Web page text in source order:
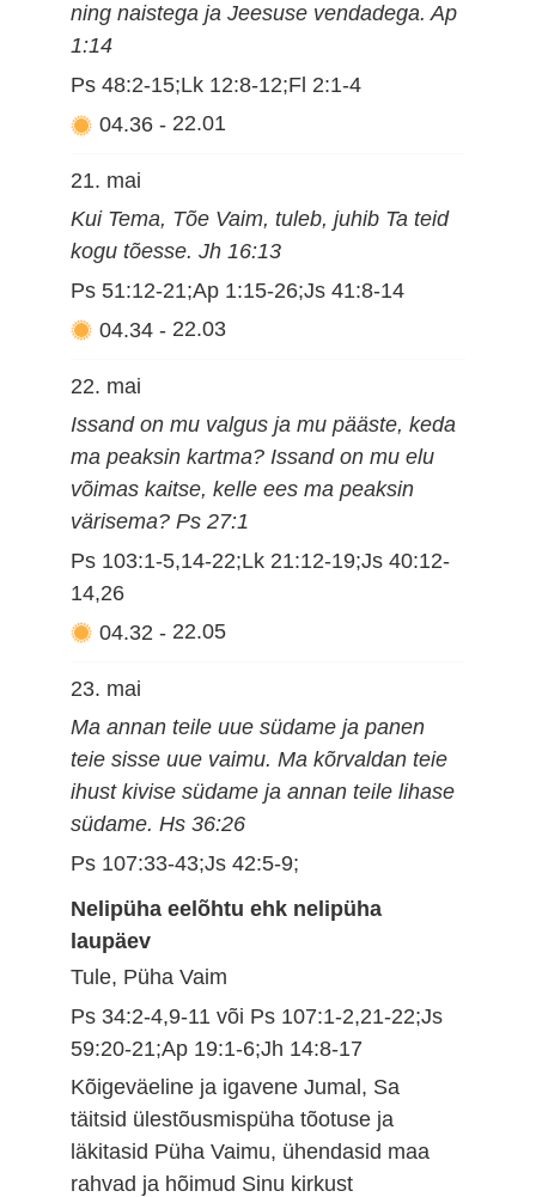
ning naistega ja Jeesuse vendadega. Ap
1:14
Ps 48:2-15;Lk 12:8-12;Fl 2:1-4
04.36 - 22.01
21. mai
Kui Tema, Tõe Vaim, tuleb, juhib Ta teid
kogu tõesse. Jh 16:13
Ps 51:12-21;Ap 1:15-26;Js 41:8-14
04.34 - 22.03
22. mai
Issand on mu valgus ja mu pääste, keda
ma peaksin kartma? Issand on mu elu
võimas kaitse, kelle ees ma peaksin
värisema? Ps 27:1
Ps 103:1-5,14-22;Lk 21:12-19;Js 40:12-
14,26
04.32 - 22.05
23. mai
Ma annan teile uue südame ja panen
teie sisse uue vaimu. Ma kõrvaldan teie
ihust kivise südame ja annan teile lihase
südame. Hs 36:26
Ps 107:33-43;Js 42:5-9;
Nelipüha eelõhtu ehk nelipüha
laupäev
Tule, Püha Vaim
Ps 34:2-4,9-11 või Ps 107:1-2,21-22;Js
59:20-21;Ap 19:1-6;Jh 14:8-17
Kõigeväeline ja igavene Jumal, Sa
täitsid ülestõusmispüha tõotuse ja
läkitasid Püha Vaimu, ühendasid maa
rahvad ja hõimud Sinu kirkust